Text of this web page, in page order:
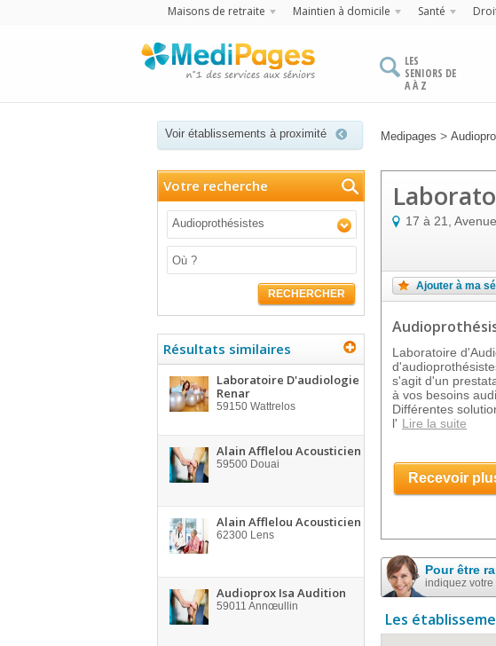
Maisons de retraite Maintien à domicile Santé
LES
SENIORS DE
A À Z
Voir établissements à proximité Medipages >
Votre recherche
Audioprothésistes
RECHERCHER
Résultats similaires
Laboratoire D'audiologie
Renar
59150 Wattrelos
Alain Afflelou Acousticien
59500 Douai
Alain Afflelou Acousticien
62300 Lens
Audioprox Isa Audition
59011 Annœullin
17 à 21,
Ajouter à ma
Laboratoire
s'agit d'un
à vos besoins
Différentes
l' Lire la suite
Recevoir
Pour être
indiquez
Les